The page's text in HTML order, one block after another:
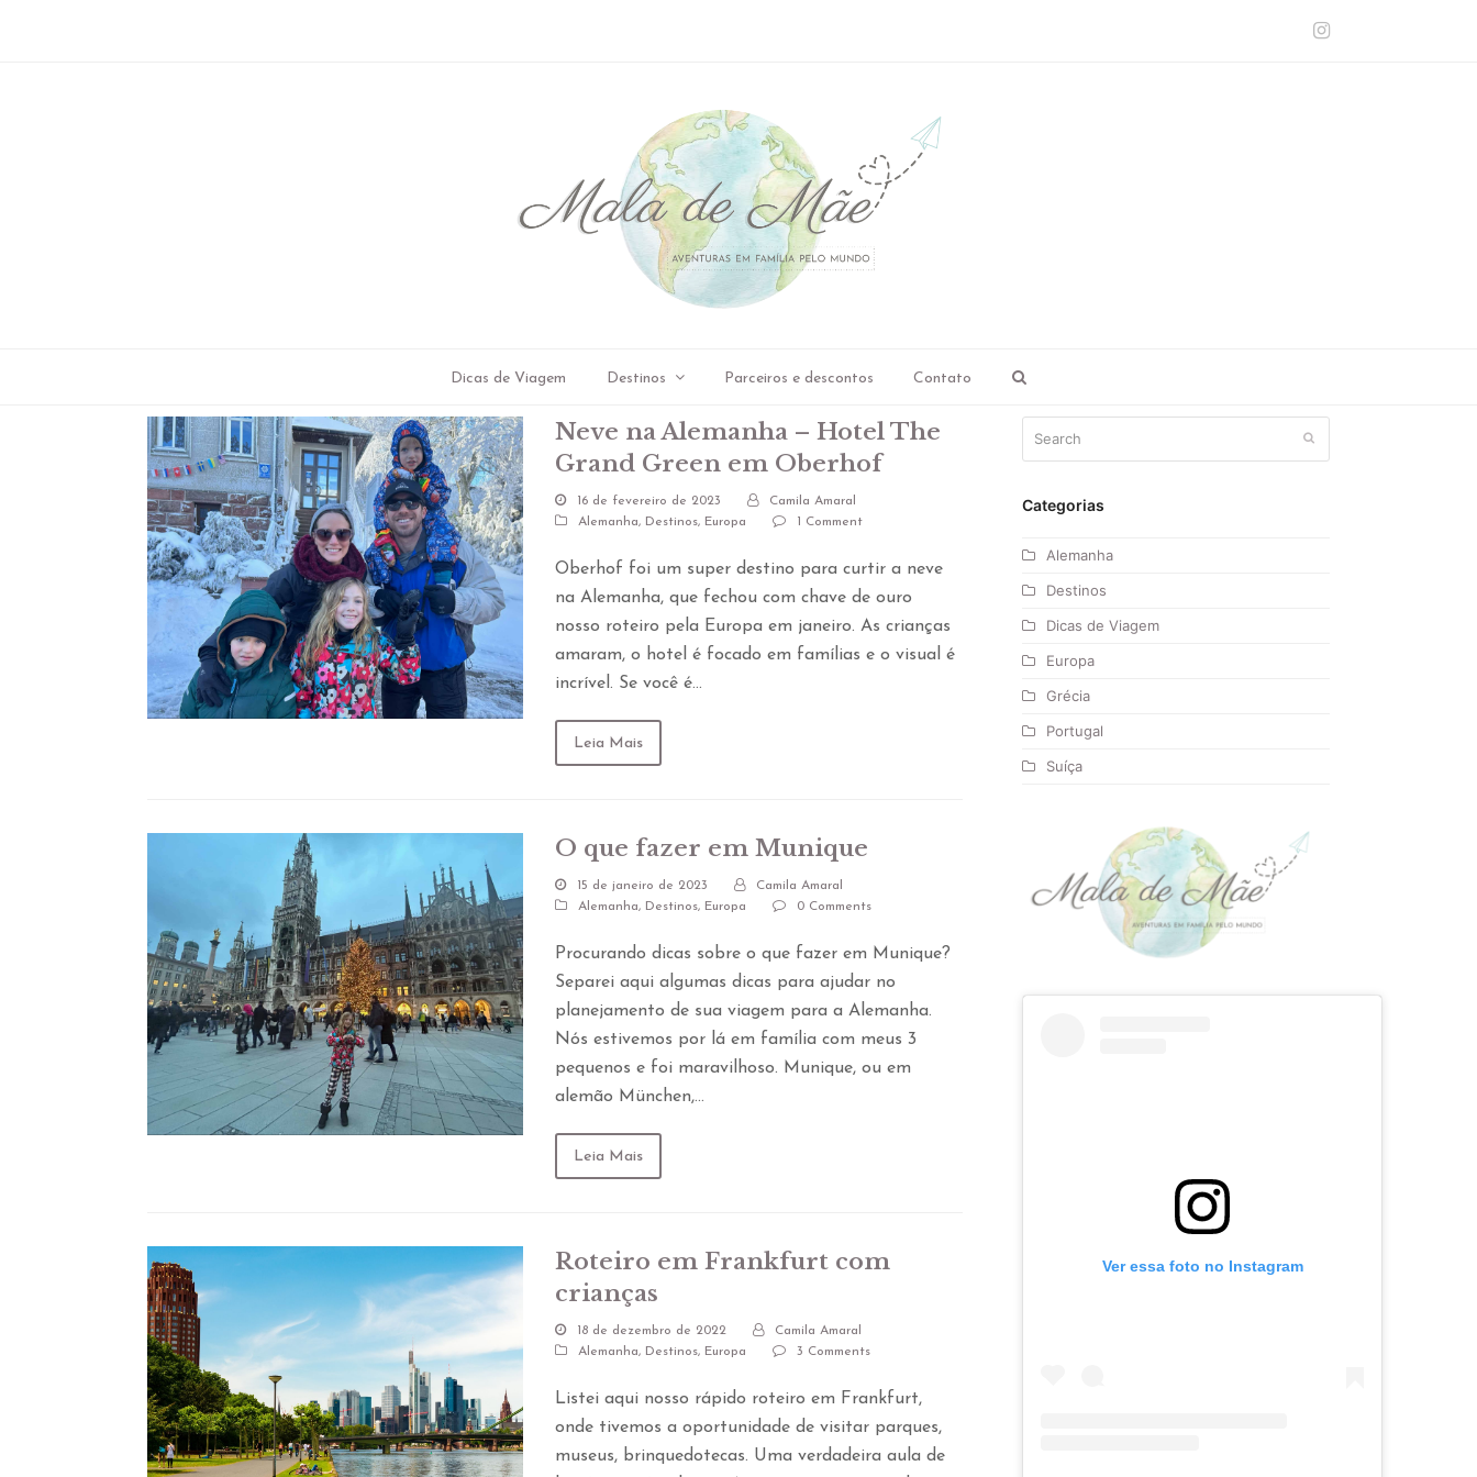
Instagram
Dicas de Viagem Destinos Parceiros e descontos Contato
Neve na Alemanha – Hotel The
Grand Green em Oberhof
16 de fevereiro de 2023
Camila Amaral
Alemanha, Destinos, Europa 1 Comment
Oberhof foi um super destino para curtir a neve
na Alemanha, que fechou com chave de ouro
nosso roteiro pela Europa em janeiro. As crianças
amaram, o hotel é focado em famílias e o visual é
incrível. Se você é…
Leia Mais
O que fazer em Munique
15 de janeiro de 2023
Camila Amaral
Alemanha, Destinos, Europa 0 Comments
Procurando dicas sobre o que fazer em Munique?
Separei aqui algumas dicas para ajudar no
planejamento de sua viagem para a Alemanha.
Nós estivemos por lá em família com meus 3
pequenos e foi maravilhoso. Munique, ou em
alemão München,…
Leia Mais
Roteiro em Frankfurt com
crianças
18 de dezembro de 2022
Camila Amaral
Alemanha, Destinos, Europa 3 Comments
Listei aqui nosso rápido roteiro em Frankfurt,
onde tivemos a oportunidade de visitar parques,
museus, brinquedotecas. Uma verdadeira aula de
Categorias
Alemanha
Destinos
Dicas de Viagem
Europa
Grécia
Portugal
Suíça
Ver essa foto no Instagram